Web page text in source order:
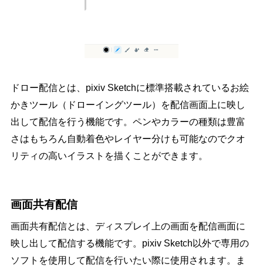
ドロー配信とは、pixiv Sketchに標準搭載されているお絵
かきツール（ドローイングツール）を配信画面上に映し
出して配信を行う機能です。ペンやカラーの種類は豊富
さはもちろん自動着色やレイヤー分けも可能なのでクオ
リティの高いイラストを描くことができます。
画面共有配信
画面共有配信とは、ディスプレイ上の画面を配信画面に
映し出して配信する機能です。pixiv Sketch以外で専用の
ソフトを使用して配信を行いたい際に使用されます。ま